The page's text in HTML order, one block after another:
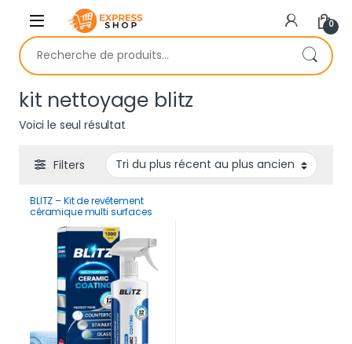
Skip to navigation
Skip to content
0
Recherche pour :
kit nettoyage blitz
Voici le seul résultat
Filters
BLITZ – Kit de revêtement
céramique multi surfaces